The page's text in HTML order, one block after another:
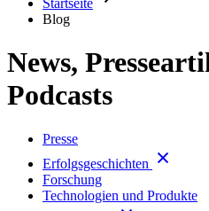
Startseite
Blog
News,
Podcasts
Presse
Erfolgsgeschichten
Forschung
Technologien und Produkte